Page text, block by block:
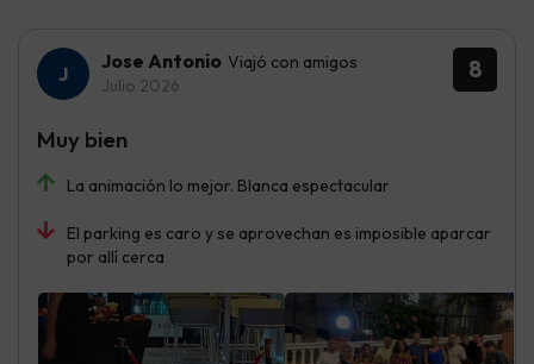
8
Jose Antonio Viajó con amigos
Julio 2026
La animación lo mejor. Blanca espectacular
El parking es caro y se aprovechan es imposible aparcar
por allí cerca
Muy bien